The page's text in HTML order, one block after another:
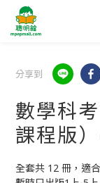
分享到
數學科
課程版
全套共 12 冊，適